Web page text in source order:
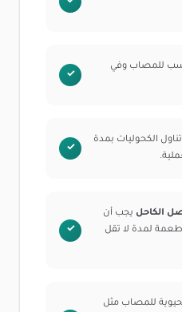
للمصاب وفي
الكحوليات بمدة
الكاحل يجب أن
لمدة لا تقل
للمصاب مثل